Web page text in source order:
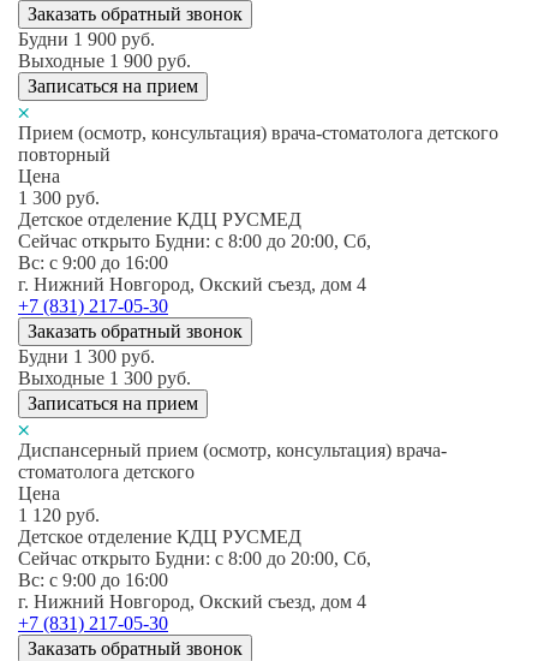
Заказать обратный звонок
Будни 1 900 руб.
Выходные 1 900 руб.
Записаться на прием
Прием (осмотр, консультация) врача-стоматолога детского
повторный
Цена
1 300 руб.
Детское отделение КДЦ РУСМЕД
Сейчас открыто Будни: c 8:00 до 20:00, Сб,
Вс: c 9:00 до 16:00
г. Нижний Новгород, Окский съезд, дом 4
+7 (831) 217-05-30
Заказать обратный звонок
Будни 1 300 руб.
Выходные 1 300 руб.
Записаться на прием
Диспансерный прием (осмотр, консультация) врача-
стоматолога детского
Цена
1 120 руб.
Детское отделение КДЦ РУСМЕД
Сейчас открыто Будни: c 8:00 до 20:00, Сб,
Вс: c 9:00 до 16:00
г. Нижний Новгород, Окский съезд, дом 4
+7 (831) 217-05-30
Заказать обратный звонок